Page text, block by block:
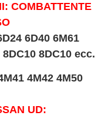
COMBATTENTE
6D40 6M61
8DC10 ecc.
4M42 4M50
UD: